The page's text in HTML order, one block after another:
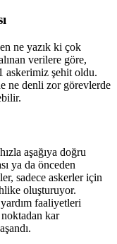
ne yazık ki çok
verilere göre,
askerimiz şehit oldu.
ne denli zor görevlerde
aşağıya doğru
ya da önceden
sadece askerler için
oluşturuyor.
faaliyetleri
noktadan kar